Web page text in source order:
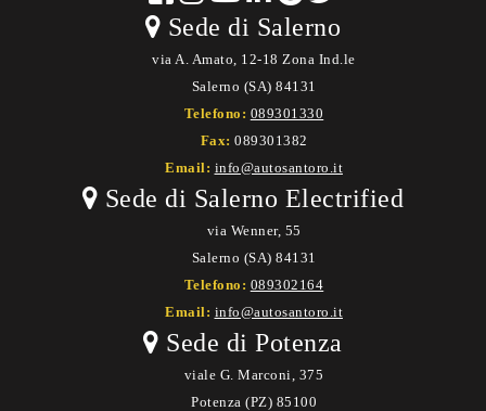
Sede di Salerno
via A. Amato, 12-18 Zona Ind.le
Salerno (SA) 84131
Telefono: 089301330
Fax: 089301382
Email: info@autosantoro.it
Sede di Salerno Electrified
via Wenner, 55
Salerno (SA) 84131
Telefono: 089302164
Email: info@autosantoro.it
Sede di Potenza
viale G. Marconi, 375
Potenza (PZ) 85100